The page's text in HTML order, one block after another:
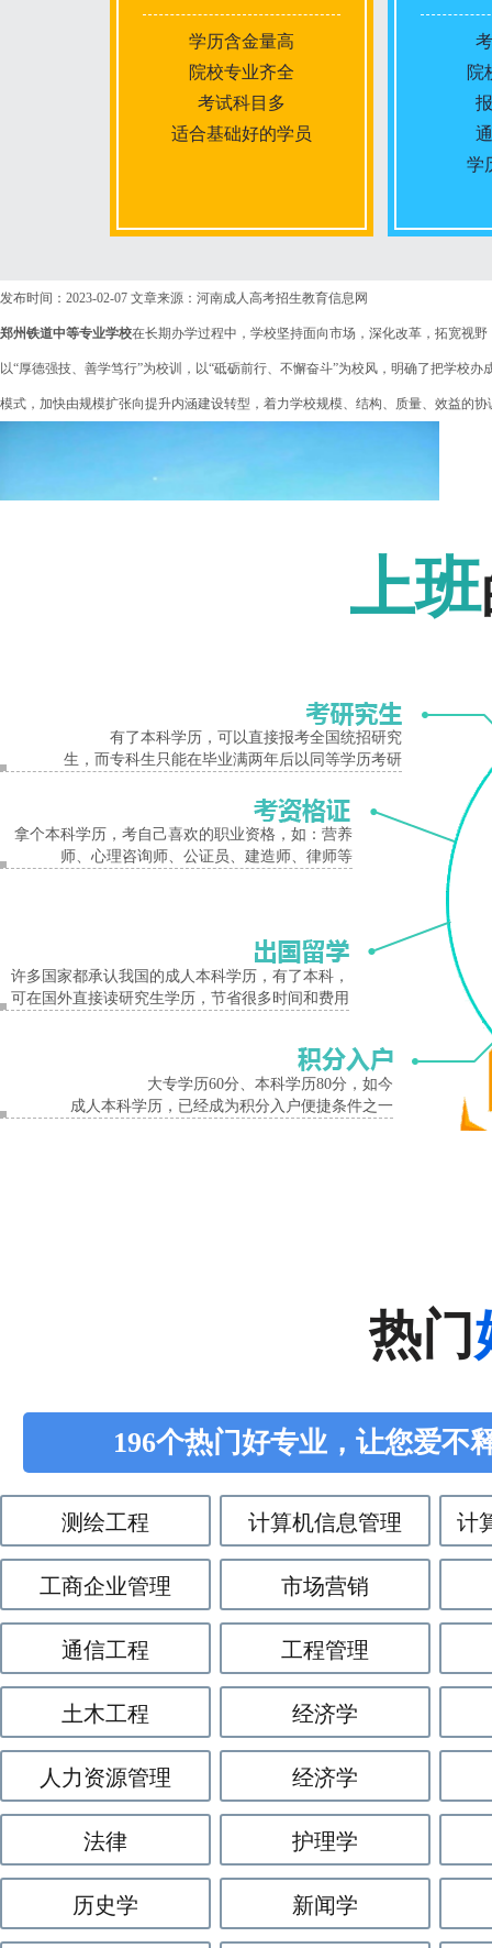
学历含金量高
院校专业齐全
考试科目多
适合基础好的学员
报名条件
入学考试
院
学
发布时间：2023-02-07 文章来源：河南成人高考招生教育信息网
郑州铁道中等专业学校在长期办学过程中，学校坚持面向市场，深化改革，拓宽视
以“厚德强技、善学笃行”为校训，以“砥砺前行、不懈奋斗”为校风，明确了把学校
模式，加快由规模扩张向提升内涵建设转型，着力学校规模、结构、质量、效益的
郑州铁道中等专业学校是河南省省会第一个轨道运输系统，根据相关规划，系统由
了一步，至时地铁、城铁人力资源的配置将全面实现高层次、专业化、立体化的提
郑州 铁道 中等 专业 学校简介 介绍 郑州
上班
有了本科学历，可以直接报考全国统招研究
生，而专科生只能在毕业满两年后以同等学历考研
拿个本科学历，考自己喜欢的职业资格，如：营养
师、心理咨询师、公证员、建造师、律师等
许多国家都承认我国的成人本科学历，有了本科，
可在国外直接读研究生学历，节省很多时间和费用
大专学历60分、本科学历80分，如今
成人本科学历，已经成为积分入户便捷条件之一
热门
196个热门好专业，让您爱不
测绘工程 计算机信息管理 计
工商企业管理 市场营销
通信工程 工程管理
土木工程 经济学
人力资源管理 经济学
法律 护理学
历史学 新闻学